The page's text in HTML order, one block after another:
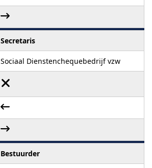
Secretaris
Sociaal Dienstenchequebedrijf vzw
Bestuurder